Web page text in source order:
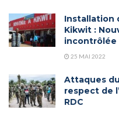
Installation
Kikwit :
incontrôlée
25 MAI 2022
Attaques
respect de
RDC